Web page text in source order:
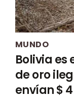
MUNDO
Bolivia
de oro
envían $